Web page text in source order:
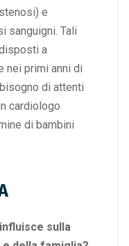
e
sanguigni. Tali
a
nei primi anni di
di attenti
cardiologo
di bambini
sulla